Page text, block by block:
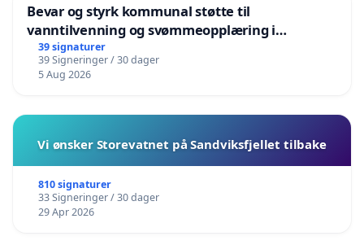
Bevar og styrk kommunal støtte til
vanntilvenning og svømmeopplæring i
barnehagene i Haugesund
39 signaturer
39 Signeringer / 30 dager
5 Aug 2026
Vi ønsker Storevatnet på Sandviksfjellet tilbake
810 signaturer
33 Signeringer / 30 dager
29 Apr 2026